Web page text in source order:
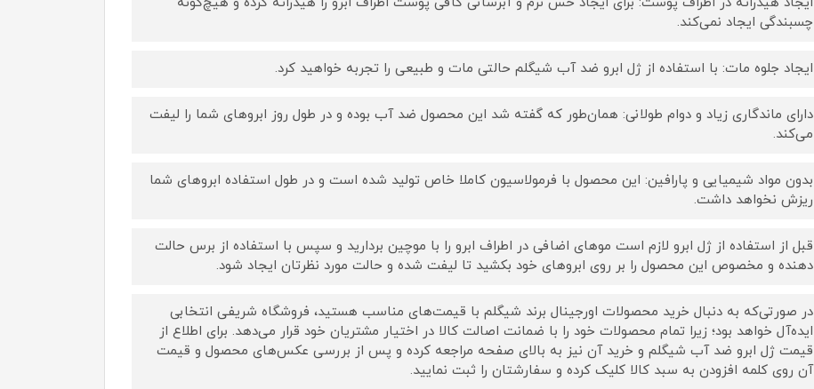
چسبندگی ایجاد نمی‌کند.
ایجاد جلوه مات: با استفاده از ژل ابرو ضد آب شیگلم حالتی مات و طبیعی را تجربه خواهید کرد.
دارای ماندگاری زیاد و دوام طولانی: همان‌طور که گفته شد این محصول ضد آب بوده و در طول روز ابروهای شما را لیفت
می‌کند.
بدون مواد شیمیایی و پارافین: این محصول با فرمولاسیون کاملا خاص تولید شده است و در طول استفاده ابروهای شما
ریزش نخواهد داشت.
قبل از استفاده از ژل ابرو لازم است موهای اضافی در اطراف ابرو را با موچین بردارید و سپس با استفاده از برس حالت
دهنده و مخصوص این محصول را بر روی ابروهای خود بکشید تا لیفت شده و حالت مورد نظرتان ایجاد شود.
در صورتی‌که به دنبال خرید محصولات اورجینال برند شیگلم با قیمت‌های مناسب هستید، فروشگاه شریفی انتخابی
ایده‌آل خواهد بود؛ زیرا تمام محصولات خود را با ضمانت اصالت کالا در اختیار مشتریان خود قرار می‌دهد. برای اطلاع از
قیمت ژل ابرو ضد آب شیگلم و خرید آن نیز به بالای صفحه مراجعه کرده و پس از بررسی عکس‌های محصول و قیمت
آن روی کلمه افزودن به سبد کالا کلیک کرده و سفارشتان را ثبت نمایید.